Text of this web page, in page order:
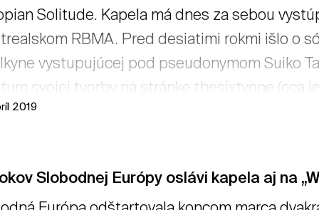
Solitude. Kapela má dnes za sebou
RBMA. Pred desiatimi rokmi išlo o
vystupujúcej pod pseudonymom Suiko
svojej tvorby na stránke thesixtyone (cca
a Youtube. Tu zaujala svojimi
2019
Slobodnej Európy oslávi kapela aj na